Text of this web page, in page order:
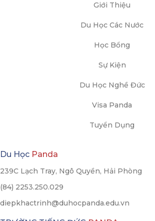
Giới Thiệu
Du Học Các Nước
Học Bổng
Sự Kiện
Du Học Nghề Đức
Visa Panda
Tuyển Dụng
Du Học Panda
239C Lạch Tray, Ngô Quyền, Hải Phòng
(84) 2253.250.029
diepkhactrinh@duhocpanda.edu.vn